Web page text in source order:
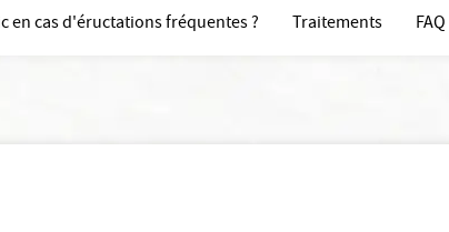
en cas d'éructations fréquentes ? Traitements FAQ